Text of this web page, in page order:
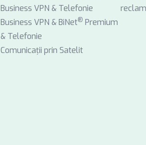
Business VPN & Telefonie
Business VPN & BiNet® Premium
& Telefonie
Comunicații prin Satelit